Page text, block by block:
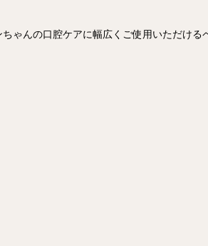
ゃんの口腔ケアに幅広くご使用いただけ